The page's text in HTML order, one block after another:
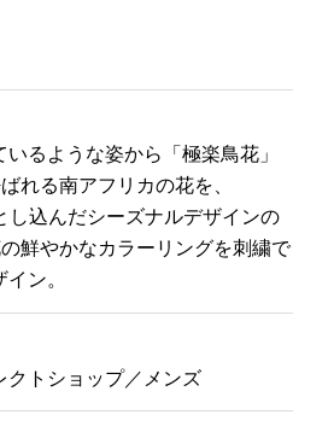
るような姿から「極楽鳥花」
れる南アフリカの花を、
し込んだシーズナルデザインの
鮮やかなカラーリングを刺繍で
ン。
クトショップ／メンズ